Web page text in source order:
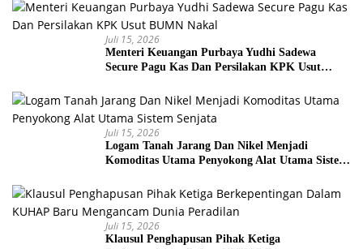
Juli 15, 2026
Menteri Keuangan Purbaya Yudhi Sadewa
Secure Pagu Kas Dan Persilakan KPK Usut
Juli 15, 2026
Logam Tanah Jarang Dan Nikel Menjadi
Komoditas Utama Penyokong Alat Utama Sistem
Juli 15, 2026
Klausul Penghapusan Pihak Ketiga